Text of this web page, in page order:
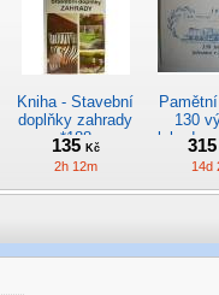
Kniha - Stavební
doplňky zahrady
*188
135 Kč
2h 12m
130
14d